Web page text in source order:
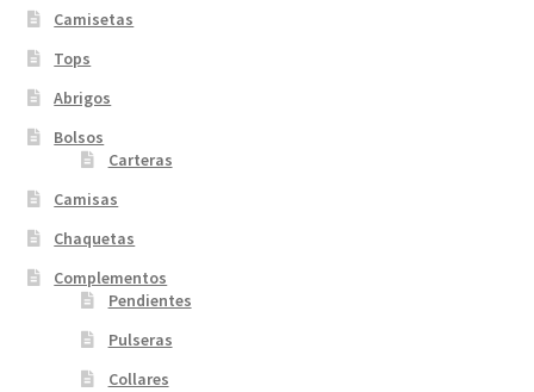
Camisetas
Tops
Abrigos
Bolsos
Carteras
Camisas
Chaquetas
Complementos
Pendientes
Pulseras
Collares